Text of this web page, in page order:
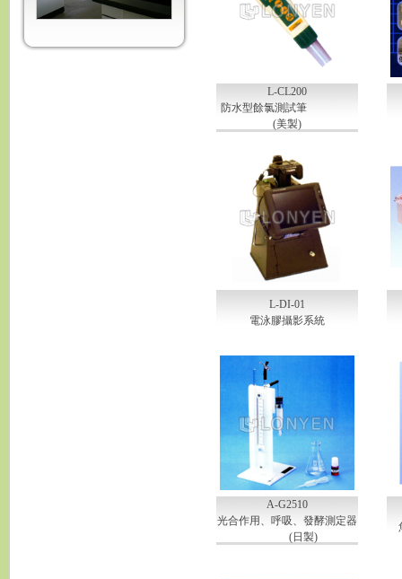
L-CL200
防水型餘氯測試筆
(美製)
L-DI-01
電泳膠攝影系統
A-G2510
光合作用、呼吸、發酵測定器
(日製)